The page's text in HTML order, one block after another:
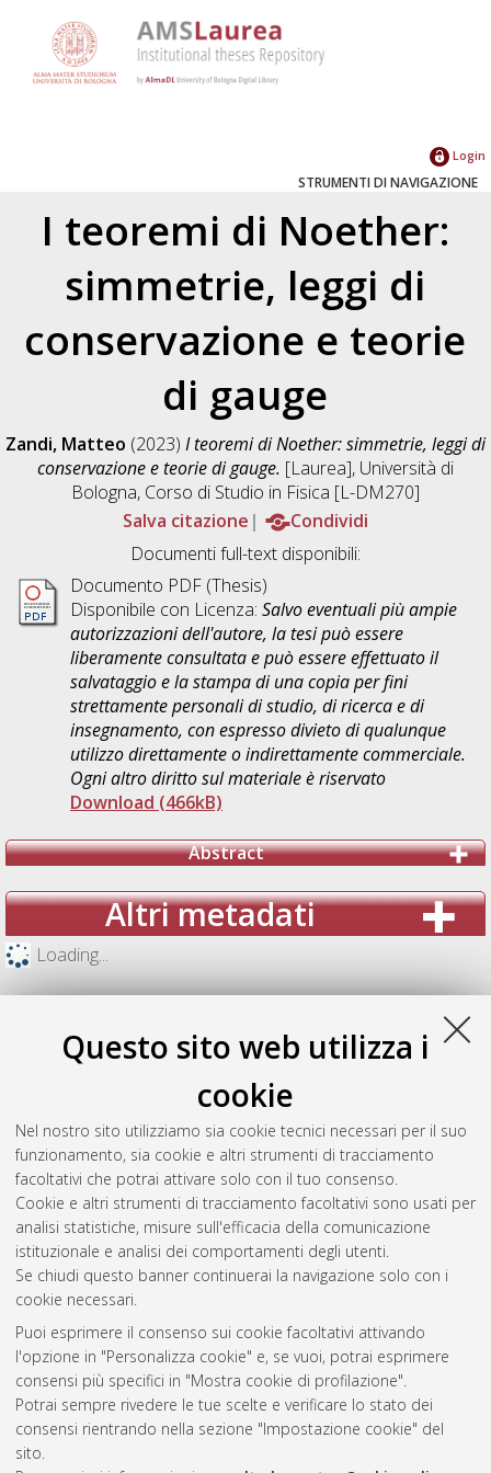
Questo sito web utilizza i
cookie
Nel nostro sito utilizziamo sia cookie tecnici necessari per il suo
funzionamento, sia cookie e altri strumenti di tracciamento
facoltativi che potrai attivare solo con il tuo consenso.
Cookie e altri strumenti di tracciamento facoltativi sono usati per
analisi statistiche, misure sull'efficacia della comunicazione
istituzionale e analisi dei comportamenti degli utenti.
Se chiudi questo banner continuerai la navigazione solo con i
cookie necessari.
Puoi esprimere il consenso sui cookie facoltativi attivando
l'opzione in "Personalizza cookie" e, se vuoi, potrai esprimere
consensi più specifici in "Mostra cookie di profilazione".
Potrai sempre rivedere le tue scelte e verificare lo stato dei
consensi rientrando nella sezione "Impostazione cookie" del
sito.
Login
STRUMENTI DI NAVIGAZIONE
I teoremi di Noether:
simmetrie, leggi di
conservazione e teorie
di gauge
Zandi, Matteo (2023) I teoremi di Noether: simmetrie, leggi di
conservazione e teorie di gauge. [Laurea], Università di
Bologna, Corso di Studio in Fisica [L-DM270]
Salva citazione
Condividi
Documenti full-text disponibili:
Documento PDF (Thesis)
Disponibile con Licenza: Salvo eventuali più ampie
autorizzazioni dell'autore, la tesi può essere
liberamente consultata e può essere effettuato il
salvataggio e la stampa di una copia per fini
strettamente personali di studio, di ricerca e di
insegnamento, con espresso divieto di qualunque
utilizzo direttamente o indirettamente commerciale.
Ogni altro diritto sul materiale è riservato
Download (466kB)
Abstract
Altri metadati
Loading...
Gestione del documento:
Atom
Rss 1.0
Rss 2.0